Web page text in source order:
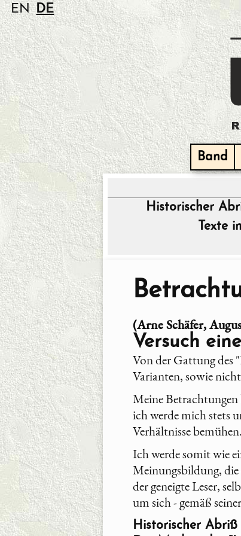
EN DE
Band
Historischer
Texte
(Arne Schäfer,
Versuch
Von der Gattung des
Varianten, sowie
Meine
ich werde mich stets
Verhältnisse bemühen.
Ich werde somit wie
Meinungsbildung, die
der geneigte Leser,
um sich - gemäß
Historischer Abriß